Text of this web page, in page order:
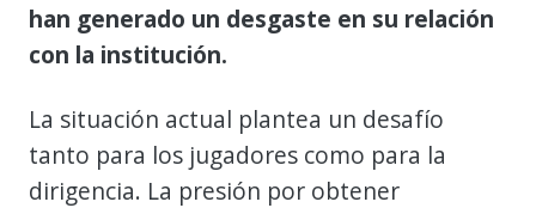
han generado un desgaste en su relación
con la institución.
La situación actual plantea un desafío
tanto para los jugadores como para la
dirigencia. La presión por obtener